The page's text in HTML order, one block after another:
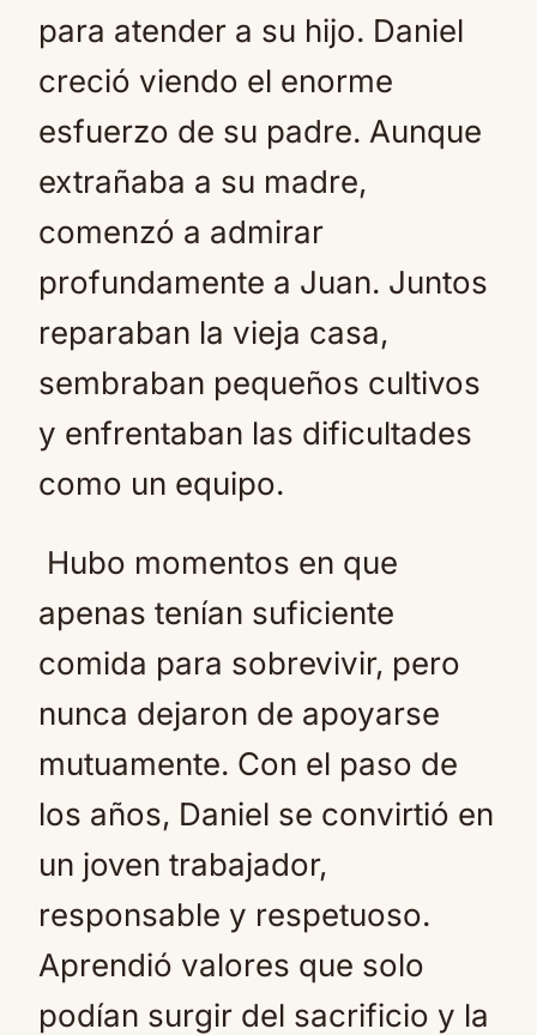
para atender a su hijo. Daniel
creció viendo el enorme
esfuerzo de su padre. Aunque
extrañaba a su madre,
comenzó a admirar
profundamente a Juan. Juntos
reparaban la vieja casa,
sembraban pequeños cultivos
y enfrentaban las dificultades
como un equipo.
Hubo momentos en que
apenas tenían suficiente
comida para sobrevivir, pero
nunca dejaron de apoyarse
mutuamente. Con el paso de
los años, Daniel se convirtió en
un joven trabajador,
responsable y respetuoso.
Aprendió valores que solo
podían surgir del sacrificio y la